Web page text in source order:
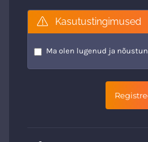
Kasutustingimused
Ma olen lugenud ja nõustun